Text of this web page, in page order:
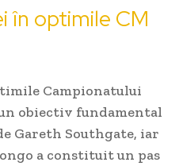
în optimile CM
Campionatului
obiectiv fundamental
Gareth Southgate, iar
a constituit un pas